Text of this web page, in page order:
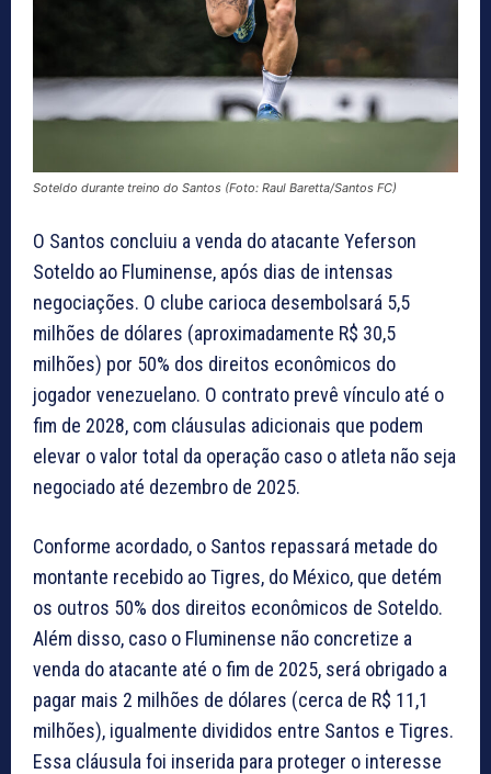
Soteldo durante treino do Santos (Foto: Raul Baretta/Santos FC)
O Santos concluiu a venda do atacante Yeferson
Soteldo ao Fluminense, após dias de intensas
negociações. O clube carioca desembolsará 5,5
milhões de dólares (aproximadamente R$ 30,5
milhões) por 50% dos direitos econômicos do
jogador venezuelano. O contrato prevê vínculo até o
fim de 2028, com cláusulas adicionais que podem
elevar o valor total da operação caso o atleta não seja
negociado até dezembro de 2025.
Conforme acordado, o Santos repassará metade do
montante recebido ao Tigres, do México, que detém
os outros 50% dos direitos econômicos de Soteldo.
Além disso, caso o Fluminense não concretize a
venda do atacante até o fim de 2025, será obrigado a
pagar mais 2 milhões de dólares (cerca de R$ 11,1
milhões), igualmente divididos entre Santos e Tigres.
Essa cláusula foi inserida para proteger o interesse